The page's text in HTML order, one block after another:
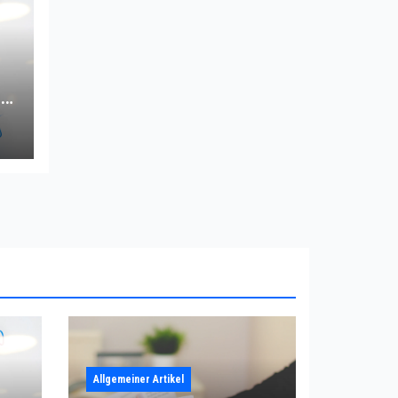
Allgemeiner Artikel